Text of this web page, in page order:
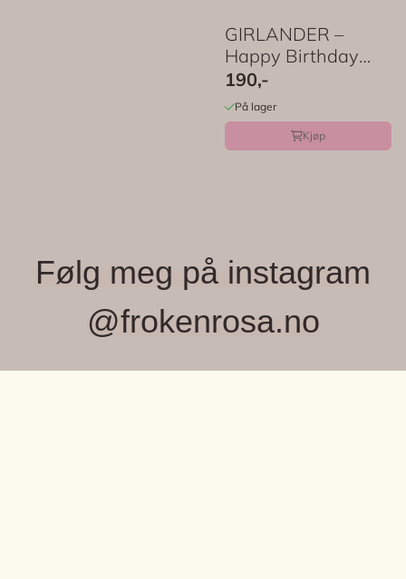
GIRLANDER –
Happy Birthday
fargerik – Meri Meri
190,-
På lager
Kjøp
Følg meg på instagram
@frokenrosa.no